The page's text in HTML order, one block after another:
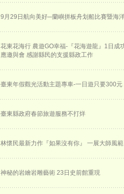
9月29日航向美好─蘭嶼拼板舟划船比賽暨海
花東花海行 農遊GO幸福-『花海遊龍』1日成
應邀與會 感謝縣民的支援縣政工作
臺東年假觀光活動主題專車-一日遊只要300元
臺東縣政府春節旅遊服務不打烊
林懷民最新力作『如果沒有你』 一展大師風
神秘的岩繪岩雕藝術 23日史前館重現